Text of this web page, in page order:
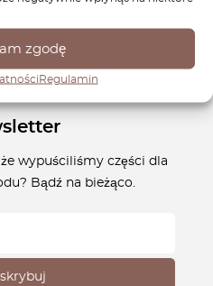
zgodę
Regulamin
w doskonałej formie.
że wypuściliśmy części dla
Bądź na bieżąco.